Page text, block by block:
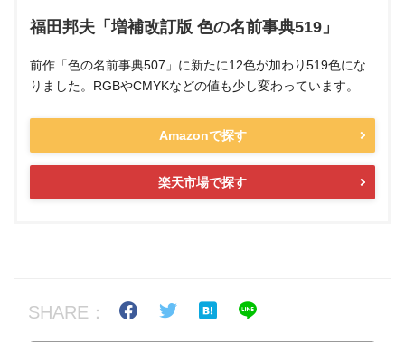
福田邦夫「増補改訂版 色の名前事典519」
前作「色の名前事典507」に新たに12色が加わり519色にな
りました。RGBやCMYKなどの値も少し変わっています。
Amazonで探す
楽天市場で探す
SHARE：